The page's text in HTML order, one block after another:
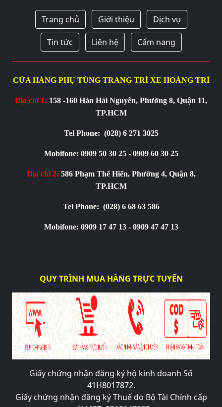
Trang chủ Giới thiệu Dịch vụ
Tin tức Liên hệ Cẩm nang
CỬA HÀNG PHỤ TÙNG TRANG TRÍ XE HOÀNG TRÍ
Địa chỉ 1: 158 -160 Hàn Hải Nguyên, Phường 8, Quận 11,
TP.HCM
Tel Phone: (028) 6 271 3025
Mobifone: 0909 50 30 25 - 0909 60 30 25
Địa chỉ 2: 586 Phạm Thế Hiển, Phường 4, Quận 8,
TP.HCM
Tel Phone: (028) 6 68 63 586
Mobifone: 0909 17 47 13 - 0909 47 47 13
QUY TRÌNH MUA HÀNG TRỰC TUYẾN
Giấy chứng nhận đăng ký hộ kinh doanh Số
41H8017872.
Giấy chứng nhận đăng ký Thuế do Bộ Tài Chính cấp